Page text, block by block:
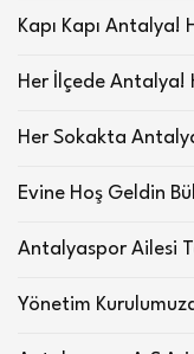
Kapı Kapı
Her İlçede Antalya!
Her Sokakta
Evine Hoş Geldin
Antalyaspor Ailesi
Yönetim